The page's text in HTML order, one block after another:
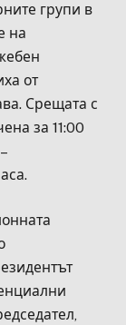
групи в
на
от
Срещата с
за 11:00